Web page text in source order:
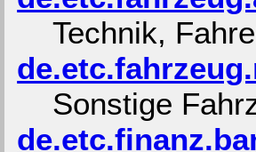
Technik,
Sonstige